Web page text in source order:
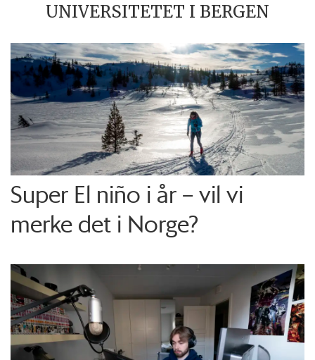
UNIVERSITETET I BERGEN
Super El niño i år – vil vi
merke det i Norge?